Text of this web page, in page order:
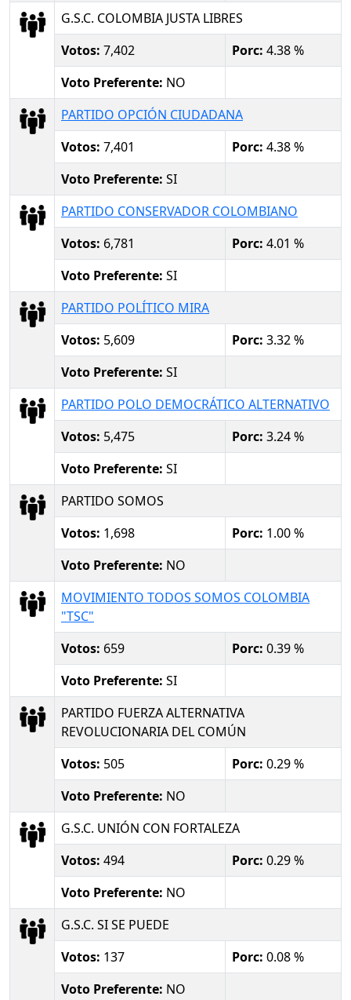
G.S.C. COLOMBIA JUSTA LIBRES
Votos: 7,402 Porc: 4.38 %
Voto Preferente: NO
PARTIDO OPCIÓN CIUDADANA
Votos: 7,401 Porc: 4.38 %
Voto Preferente: SI
PARTIDO CONSERVADOR COLOMBIANO
Votos: 6,781 Porc: 4.01 %
Voto Preferente: SI
PARTIDO POLÍTICO MIRA
Votos: 5,609 Porc: 3.32 %
Voto Preferente: SI
PARTIDO POLO DEMOCRÁTICO ALTERNATIVO
Votos: 5,475 Porc: 3.24 %
Voto Preferente: SI
PARTIDO SOMOS
Votos: 1,698 Porc: 1.00 %
Voto Preferente: NO
MOVIMIENTO TODOS SOMOS COLOMBIA
"TSC"
Votos: 659 Porc: 0.39 %
Voto Preferente: SI
PARTIDO FUERZA ALTERNATIVA
REVOLUCIONARIA DEL COMÚN
Votos: 505 Porc: 0.29 %
Voto Preferente: NO
G.S.C. UNIÓN CON FORTALEZA
Votos: 494 Porc: 0.29 %
Voto Preferente: NO
G.S.C. SI SE PUEDE
Votos: 137 Porc: 0.08 %
Voto Preferente: NO